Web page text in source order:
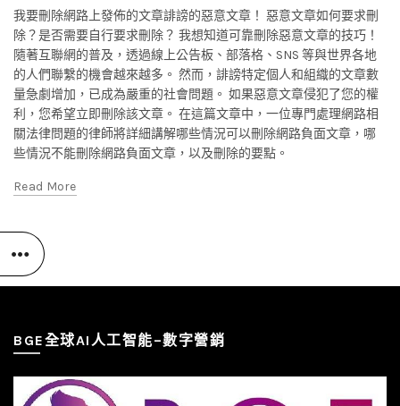
我要刪除網路上發佈的文章誹謗的惡意文章！ 惡意文章如何要求刪
除？是否需要自行要求刪除？ 我想知道可靠刪除惡意文章的技巧！
隨著互聯網的普及，透過線上公告板、部落格、SNS 等與世界各地
的人們聯繫的機會越來越多。 然而，誹謗特定個人和組織的文章數
量急劇增加，已成為嚴重的社會問題。 如果惡意文章侵犯了您的權
利，您希望立即刪除該文章。 在這篇文章中，一位專門處理網路相
關法律問題的律師將詳細講解哪些情況可以刪除網路負面文章，哪
些情況不能刪除網路負面文章，以及刪除的要點。
Read More
BGE全球AI人工智能–數字營銷